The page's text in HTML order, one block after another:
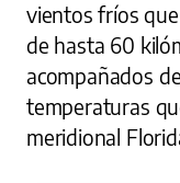
vientos fríos
de hasta 60
acompañados
temperaturas
meridional